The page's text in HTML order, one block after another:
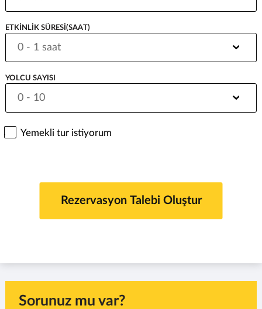
ETKİNLİK SÜRESİ(SAAT)
YOLCU SAYISI
Yemekli tur istiyorum
Sorunuz mu var?